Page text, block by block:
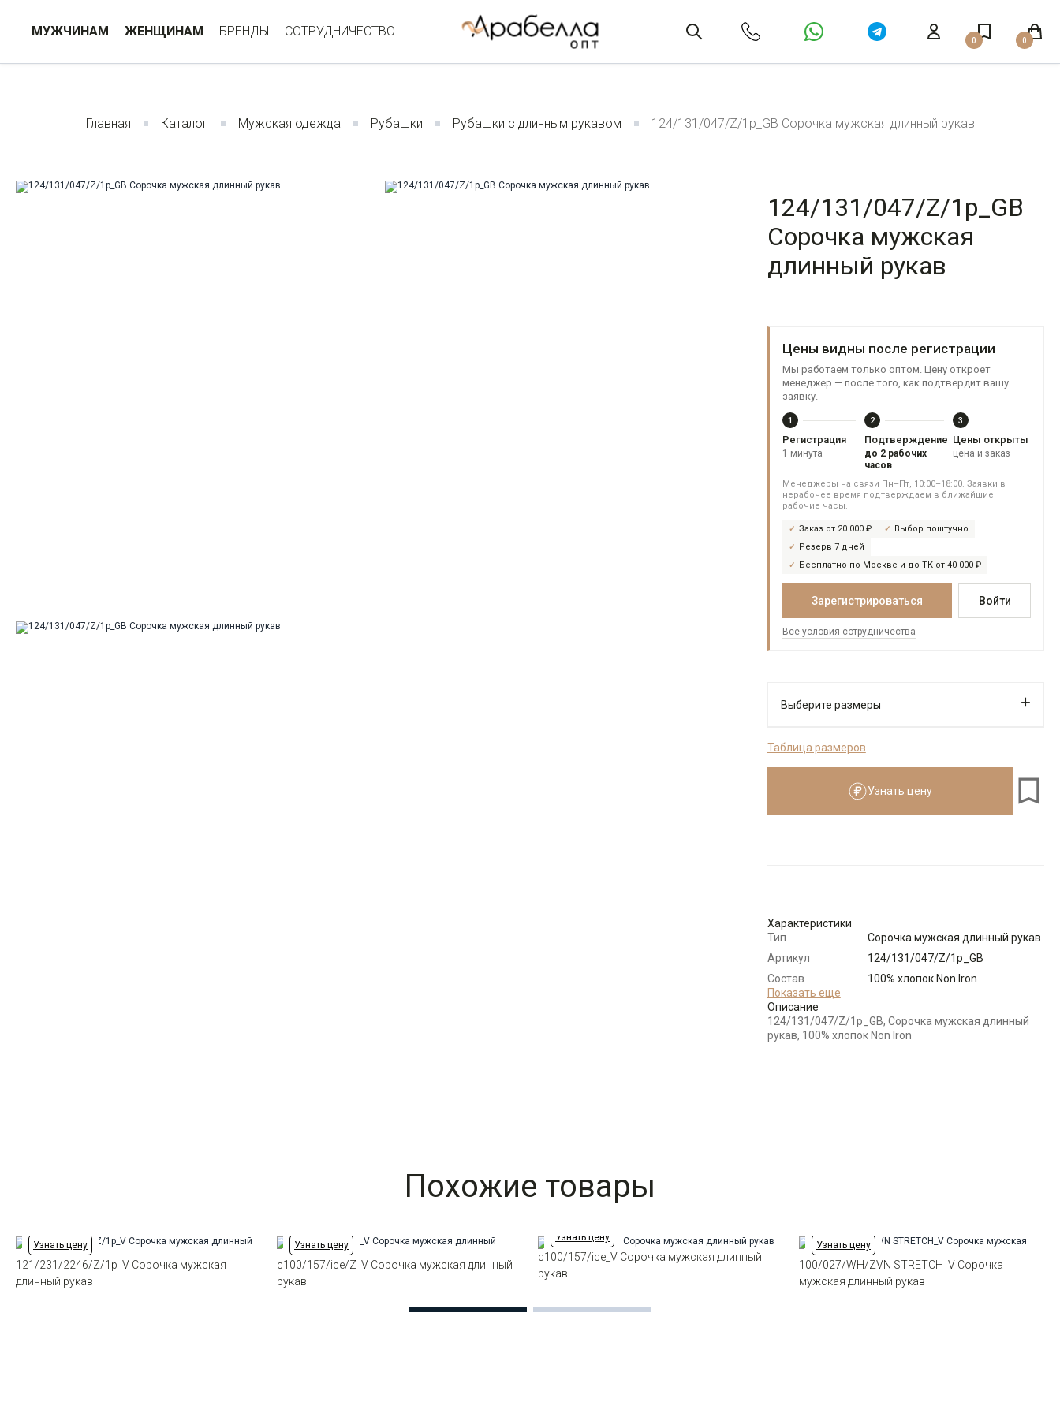
МУЖЧИНАМ ЖЕНЩИНАМ БРЕНДЫ СОТРУДНИЧЕСТВО
0 0
Главная Каталог Мужская одежда Рубашки Рубашки с длинным рукавом 124/131/047/Z/1p_GB Сорочка мужская длинный рукав
124/131/047/Z/1p_GB
Сорочка мужская
длинный рукав
Цены видны после регистрации
Мы работаем только оптом. Цену откроет
менеджер — после того, как подтвердит вашу
заявку.
1
Регистрация
1 минута
2
Подтверждение
до 2 рабочих
часов
3
Цены открыты
цена и заказ
Менеджеры на связи Пн–Пт, 10:00–18:00. Заявки в
нерабочее время подтверждаем в ближайшие
рабочие часы.
Заказ от 20 000 ₽
Выбор поштучно
Резерв 7 дней
Бесплатно по Москве и до ТК от 40 000 ₽
Зарегистрироваться Войти
Все условия сотрудничества
Выберите размеры
- + 1
Выбрать размерный ряд
Таблица размеров
Узнать цену
Характеристики
Тип
Сорочка мужская длинный рукав
Артикул
124/131/047/Z/1p_GB
Состав
сырья
100% хлопок Non Iron
Бренд
Модель
Зауженная
Показать еще
Описание
124/131/047/Z/1p_GB, Сорочка мужская длинный
рукав, 100% хлопок Non Iron
Похожие товары
Узнать цену
121/231/2246/Z/1p_V Сорочка мужская
длинный рукав
Узнать цену
c100/157/ice/Z_V Сорочка мужская длинный
рукав
Узнать цену
c100/157/ice_V Сорочка мужская длинный
рукав
Узнать цену
100/027/WH/ZVN STRETCH_V Сорочка
мужская длинный рукав